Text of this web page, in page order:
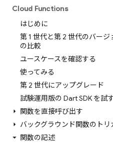
Cloud Functions
はじめに
第 1 世代と第 2 世代のバージ
の比較
ユースケースを確認する
使ってみる
第 2 世代にアップグレード
試験運用版の Dart SDK を試
関数を直接呼び出す
バックグラウンド関数のトリ
関数の記述